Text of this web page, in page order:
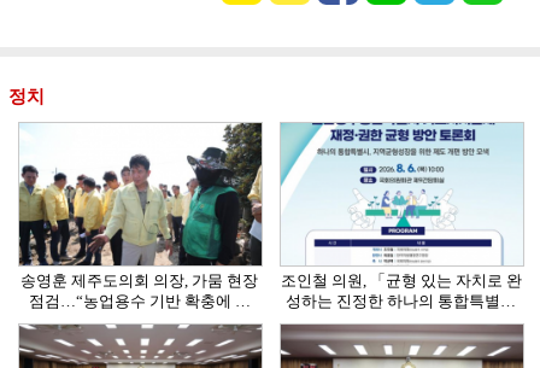
정치
송영훈 제주도의회 의장, 가뭄 현장
점검…“농업용수 기반 확충에 …
조인철 의원, 「균형 있는 자치로 완
성하는 진정한 하나의 통합특별…